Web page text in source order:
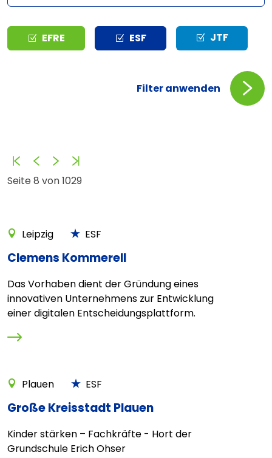
Typ EFRE ESF JTF
Filter anwenden
Seite 8 von 1029
AnfangZurückVorwärts
Leipzig ESF
Clemens Kommerell
Das Vorhaben dient der Gründung eines
innovativen Unternehmens zur Entwicklung
einer digitalen Entscheidungsplattform.
Plauen ESF
Große Kreisstadt Plauen
Kinder stärken – Fachkräfte - Hort der
Grundschule Erich Ohser